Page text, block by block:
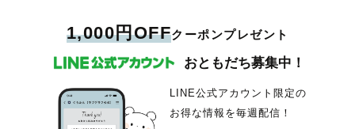
1,000円OFFクーポンプレゼント
おともだち募集中！
LINE公式アカウント限定の
お得な情報を毎週配信！